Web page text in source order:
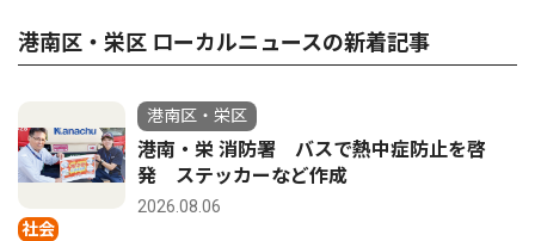
港南区・栄区 ローカルニュースの新着記事
社会
港南区・栄区
港南・栄 消防署 バスで熱中症防止を啓
発 ステッカーなど作成
2026.08.06